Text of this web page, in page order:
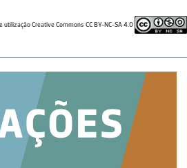
utilização Creative Commons CC BY-NC-SA 4.0